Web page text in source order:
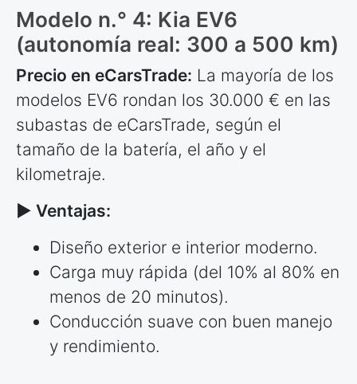
Modelo n.° 4: Kia EV6
(autonomía real: 300 a 500 km)
Precio en eCarsTrade: La mayoría de los
modelos EV6 rondan los 30.000 € en las
subastas de eCarsTrade, según el
tamaño de la batería, el año y el
kilometraje.
► Ventajas:
Diseño exterior e interior moderno.
Carga muy rápida (del 10% al 80% en
menos de 20 minutos).
Conducción suave con buen manejo
y rendimiento.